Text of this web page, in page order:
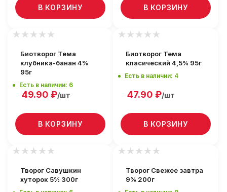
В КОРЗИНУ В КОРЗИНУ
Биотворог Тема
клубника-банан 4%
95г
Есть в наличии: 6
49.90 ₽/шт
В КОРЗИНУ
Биотворог Тема
класический 4,5% 95г
Есть в наличии: 4
47.90 ₽/шт
В КОРЗИНУ
Творог Савушкин
хуторок 5% 300г
Творог Свежее завтра
9% 200г